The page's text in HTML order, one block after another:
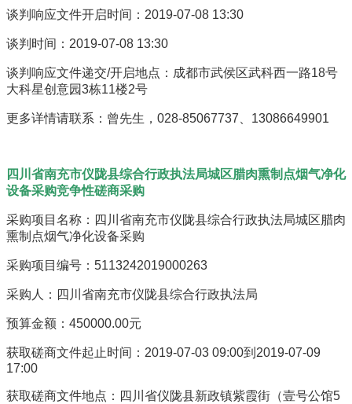
谈判响应文件开启时间：2019-07-08 13:30
谈判时间：2019-07-08 13:30
谈判响应文件递交/开启地点：成都市武侯区武科西一路18号
大科星创意园3栋11楼2号
更多详情请联系：曾先生，028-85067737、13086649901
四川省南充市仪陇县综合行政执法局城区腊肉熏制点烟气净化
设备采购竞争性磋商采购
采购项目名称：四川省南充市仪陇县综合行政执法局城区腊肉
熏制点烟气净化设备采购
采购项目编号：5113242019000263
采购人：四川省南充市仪陇县综合行政执法局
预算金额：450000.00元
获取磋商文件起止时间：2019-07-03 09:00到2019-07-09
17:00
获取磋商文件地点：四川省仪陇县新政镇紫霞街（壹号公馆5